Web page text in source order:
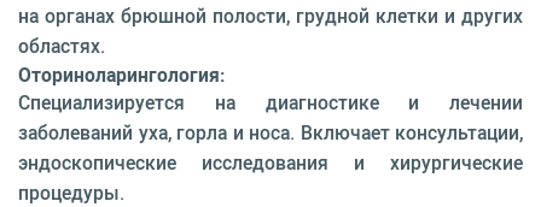
на органах брюшной полости, грудной клетки и других
областях.
Оториноларингология:
Специализируется на диагностике и лечении
заболеваний уха, горла и носа. Включает консультации,
эндоскопические исследования и хирургические
процедуры.